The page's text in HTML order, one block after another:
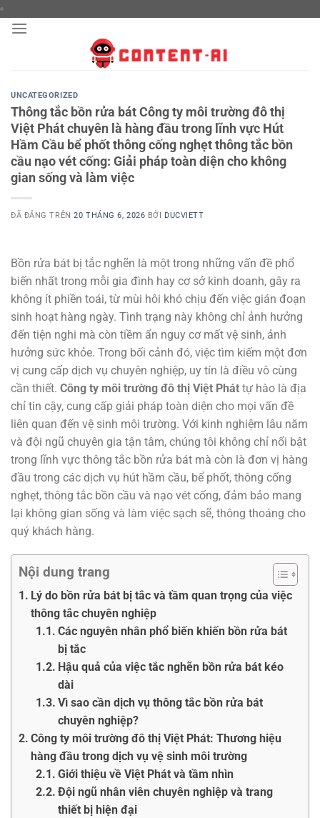
đến
UNCATEGORIZED
Thông tắc bồn rửa bát Công ty môi trường đô thị
Việt Phát chuyên là hàng đầu trong lĩnh vực Hút
Hầm Cầu bể phốt thông cống nghẹt thông tắc bồn
cầu nạo vét cống: Giải pháp toàn diện cho không
gian sống và làm việc
ĐÃ ĐĂNG TRÊN20 THÁNG 6, 2026 BỞI DUCVIETT
Bồn rửa bát bị tắc nghẽn là một trong những vấn đề phổ
biến nhất trong mỗi gia đình hay cơ sở kinh doanh, gây ra
không ít phiền toái, từ mùi hôi khó chịu đến việc gián đoạn
sinh hoạt hàng ngày. Tình trạng này không chỉ ảnh hưởng
đến tiện nghi mà còn tiềm ẩn nguy cơ mất vệ sinh, ảnh
hưởng sức khỏe. Trong bối cảnh đó, việc tìm kiếm một đơn
vị cung cấp dịch vụ chuyên nghiệp, uy tín là điều vô cùng
cần thiết. Công ty môi trường đô thị Việt Phát tự hào là địa
chỉ tin cậy, cung cấp giải pháp toàn diện cho mọi vấn đề
liên quan đến vệ sinh môi trường. Với kinh nghiệm lâu năm
và đội ngũ chuyên gia tận tâm, chúng tôi không chỉ nổi bật
trong lĩnh vực thông tắc bồn rửa bát mà còn là đơn vị hàng
đầu trong các dịch vụ hút hầm cầu, bể phốt, thông cống
nghẹt, thông tắc bồn cầu và nạo vét cống, đảm bảo mang
lại không gian sống và làm việc sạch sẽ, thông thoáng cho
quý khách hàng.
Nội dung trang
Lý do bồn rửa bát bị tắc và tầm quan trọng của việc
thông tắc chuyên nghiệp
Các nguyên nhân phổ biến khiến bồn rửa bát
bị tắc
Hậu quả của việc tắc nghẽn bồn rửa bát kéo
dài
Vì sao cần dịch vụ thông tắc bồn rửa bát
chuyên nghiệp?
Công ty môi trường đô thị Việt Phát: Thương hiệu
hàng đầu trong dịch vụ vệ sinh môi trường
Giới thiệu về Việt Phát và tầm nhìn
Đội ngũ nhân viên chuyên nghiệp và trang
thiết bị hiện đại